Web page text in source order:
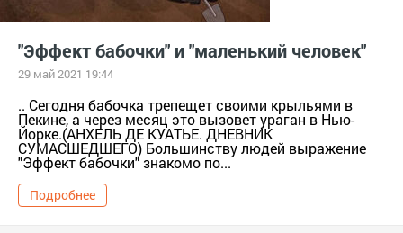
"Эффект бабочки" и "маленький человек"
29 май 2021 19:44
.. Сегодня бабочка трепещет своими крыльями в
Пекине, а через месяц это вызовет ураган в Нью-
Йорке.(АНХЕЛЬ ДЕ КУАТЬЕ. ДНЕВНИК
СУМАСШЕДШЕГО) Большинству людей выражение
"Эффект бабочки" знакомо по...
Подробнее